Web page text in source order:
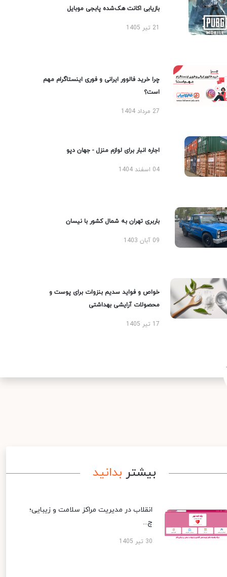
بازیابی اکانت هک‌شده پابجی موبایل
چرا خرید فالوور ایرانی و فوری اینستاگرام مهم
است؟
27 مرداد 1404
اجاره انبار برای لوازم منزل - جهان دپو
04 اسفند 1404
باربری تهران به شمال کشور با نیسان
09 آبان 1403
خواص و فواید سدیم بنزوات برای پوست و
محصولات آرایشی بهداشتی
17 تیر 1405
بیشتر بدانید
انقلاب در مدیریت مراکز سلامت و زیبایی؛
چ...
30 تیر 1405